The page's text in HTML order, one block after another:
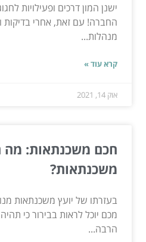
ישנן המון דרכים ופעילויות
החברה! עם זאת, אחרי בדיקות
מנהלות...
קרא עוד »
אוק 14, 2021
חכם משכנתאות: מה
משכנתאות?
בעזרתו של יועץ משכנתאות
מכם יוכל לראות בבירור כי
הרבה...